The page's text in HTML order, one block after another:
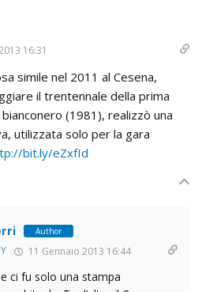
16:31
simile nel 2011 al Cesena,
il trentennale della prima
(1981), realizzò una
utilizzata solo per la gara
bit.ly/eZxfId
Author
11 Gennaio 2013 16:44
ci fu solo una stampa